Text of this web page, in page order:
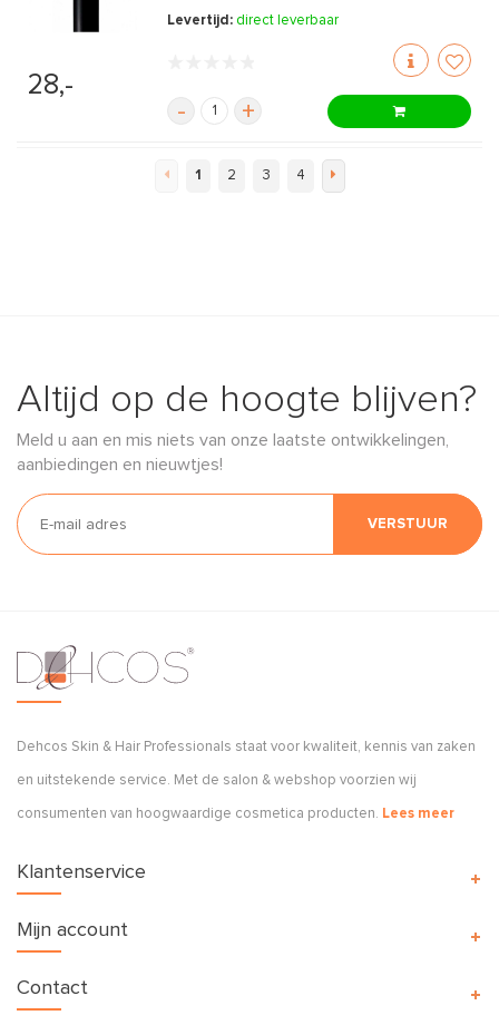
28,-
Levertijd: direct leverbaar
- +
1 2 3 4
Altijd op de hoogte blijven?
Meld u aan en mis niets van onze laatste ontwikkelingen,
aanbiedingen en nieuwtjes!
VERSTUUR
Dehcos Skin & Hair Professionals staat voor kwaliteit, kennis van zaken
en uitstekende service. Met de salon & webshop voorzien wij
consumenten van hoogwaardige cosmetica producten. Lees meer
Klantenservice
Mijn account
Contact